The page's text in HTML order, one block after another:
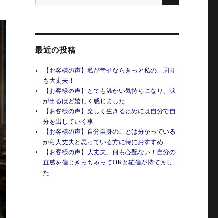
索:
最近の投稿
【お客様の声】私が幸せならきっと私の、周り
も大丈夫！
【お客様の声】とても温かい気持ちになり、涙
が出るほど嬉しく感じました
【お客様の声】楽しく生きるためには自分で自
分を出していく事
【お客様の声】自分自身のことは分かっている
から大丈夫と思っている方に特におすすめ
【お客様の声】大丈夫、何も心配ない！自分の
直感を信じきっちゃってOKと確信が持てまし
た